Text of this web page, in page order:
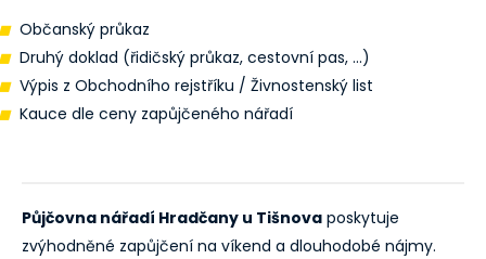
Občanský průkaz
Druhý doklad (řidičský průkaz, cestovní pas, ...)
Výpis z Obchodního rejstříku / Živnostenský list
Kauce dle ceny zapůjčeného nářadí
Půjčovna nářadí Hradčany u Tišnova poskytuje
zvýhodněné zapůjčení na víkend a dlouhodobé nájmy.